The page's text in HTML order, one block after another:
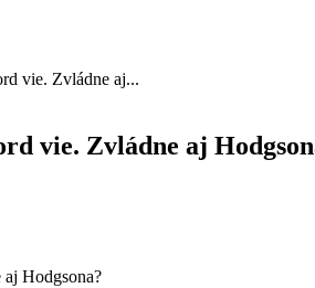
vie. Zvládne aj...
vie. Zvládne aj